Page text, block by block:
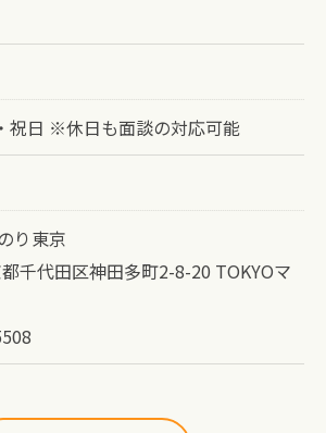
祝日 ※休日も面談の対応可能
り東京
千代田区神田多町2-8-20 TOKYOマ